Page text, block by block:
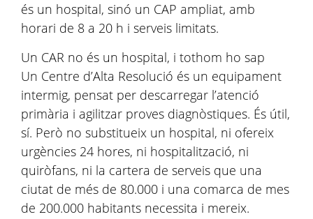
és un hospital, sinó un CAP ampliat, amb
horari de 8 a 20 h i serveis limitats.
Un CAR no és un hospital, i tothom ho sap
Un Centre d’Alta Resolució és un equipament
intermig, pensat per descarregar l’atenció
primària i agilitzar proves diagnòstiques. És útil,
sí. Però no substitueix un hospital, ni ofereix
urgències 24 hores, ni hospitalització, ni
quiròfans, ni la cartera de serveis que una
ciutat de més de 80.000 i una comarca de mes
de 200.000 habitants necessita i mereix.